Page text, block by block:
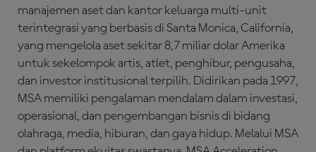
manajemen aset dan kantor keluarga multi-unit
terintegrasi yang berbasis di Santa Monica, California,
yang mengelola aset sekitar 8,7 miliar dolar Amerika
untuk sekelompok artis, atlet, penghibur, pengusaha,
dan investor institusional terpilih. Didirikan pada 1997,
MSA memiliki pengalaman mendalam dalam investasi,
operasional, dan pengembangan bisnis di bidang
olahraga, media, hiburan, dan gaya hidup. Melalui MSA